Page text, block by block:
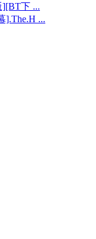
下 ...
].The.H ...